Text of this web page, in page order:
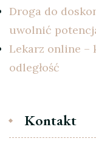
Droga do
uwolnić
Lekarz online –
odległość
Kontakt